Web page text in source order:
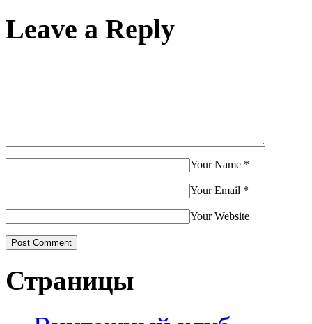
Leave a Reply
Your Name *
Your Email *
Your Website
Страницы